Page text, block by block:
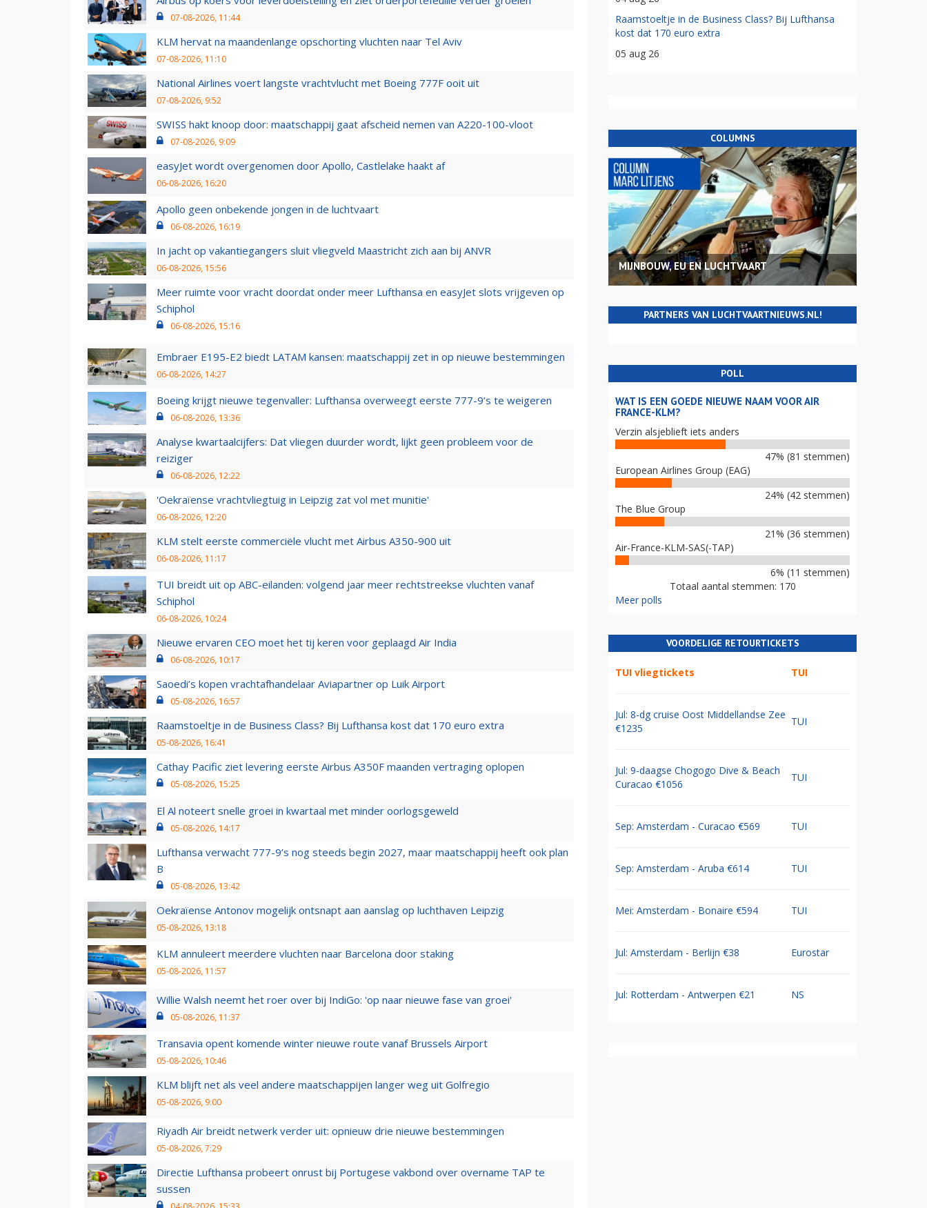
07-08-2026, 11:44
KLM hervat na maandenlange opschorting vluchten naar Tel Aviv
07-08-2026, 11:10
National Airlines voert langste vrachtvlucht met Boeing 777F ooit uit
07-08-2026, 9:52
SWISS hakt knoop door: maatschappij gaat afscheid nemen van A220-100-vloot
07-08-2026, 9:09
easyJet wordt overgenomen door Apollo, Castlelake haakt af
06-08-2026, 16:20
Apollo geen onbekende jongen in de luchtvaart
06-08-2026, 16:19
In jacht op vakantiegangers sluit vliegveld Maastricht zich aan bij ANVR
06-08-2026, 15:56
Meer ruimte voor vracht doordat onder meer Lufthansa en easyJet slots vrijgeven op
Schiphol
06-08-2026, 15:16
Embraer E195-E2 biedt LATAM kansen: maatschappij zet in op nieuwe bestemmingen
06-08-2026, 14:27
Boeing krijgt nieuwe tegenvaller: Lufthansa overweegt eerste 777-9’s te weigeren
06-08-2026, 13:36
Analyse kwartaalcijfers: Dat vliegen duurder wordt, lijkt geen probleem voor de
reiziger
06-08-2026, 12:22
'Oekraïense vrachtvliegtuig in Leipzig zat vol met munitie'
06-08-2026, 12:20
KLM stelt eerste commerciële vlucht met Airbus A350-900 uit
06-08-2026, 11:17
TUI breidt uit op ABC-eilanden: volgend jaar meer rechtstreekse vluchten vanaf
Schiphol
06-08-2026, 10:24
Nieuwe ervaren CEO moet het tij keren voor geplaagd Air India
06-08-2026, 10:17
Saoedi’s kopen vrachtafhandelaar Aviapartner op Luik Airport
05-08-2026, 16:57
Raamstoeltje in de Business Class? Bij Lufthansa kost dat 170 euro extra
05-08-2026, 16:41
Cathay Pacific ziet levering eerste Airbus A350F maanden vertraging oplopen
05-08-2026, 15:25
El Al noteert snelle groei in kwartaal met minder oorlogsgeweld
05-08-2026, 14:17
Lufthansa verwacht 777-9’s nog steeds begin 2027, maar maatschappij heeft ook plan
B
05-08-2026, 13:42
Oekraïense Antonov mogelijk ontsnapt aan aanslag op luchthaven Leipzig
05-08-2026, 13:18
KLM annuleert meerdere vluchten naar Barcelona door staking
05-08-2026, 11:57
Willie Walsh neemt het roer over bij IndiGo: 'op naar nieuwe fase van groei'
05-08-2026, 11:37
Transavia opent komende winter nieuwe route vanaf Brussels Airport
05-08-2026, 10:46
KLM blijft net als veel andere maatschappijen langer weg uit Golfregio
05-08-2026, 9:00
Riyadh Air breidt netwerk verder uit: opnieuw drie nieuwe bestemmingen
05-08-2026, 7:29
Directie Lufthansa probeert onrust bij Portugese vakbond over overname TAP te
sussen
Raamstoeltje in de Business Class? Bij Lufthansa
kost dat 170 euro extra
05 aug 26
COLUMNS
MIJNBOUW, EU EN LUCHTVAART
PARTNERS VAN LUCHTVAARTNIEUWS.NL!
POLL
WAT IS EEN GOEDE NIEUWE NAAM VOOR AIR
FRANCE-KLM?
Verzin alsjeblieft iets anders
47% (81 stemmen)
European Airlines Group (EAG)
24% (42 stemmen)
The Blue Group
21% (36 stemmen)
Air-France-KLM-SAS(-TAP)
6% (11 stemmen)
Totaal aantal stemmen: 170
Meer polls
VOORDELIGE RETOURTICKETS
TUI vliegtickets TUI
Jul: 8-dg cruise Oost Middellandse Zee
€1235
TUI
Jul: 9-daagse Chogogo Dive & Beach
Curacao €1056
TUI
Sep: Amsterdam - Curacao €569 TUI
Sep: Amsterdam - Aruba €614 TUI
Mei: Amsterdam - Bonaire €594 TUI
Jul: Amsterdam - Berlijn €38 Eurostar
Jul: Rotterdam - Antwerpen €21 NS